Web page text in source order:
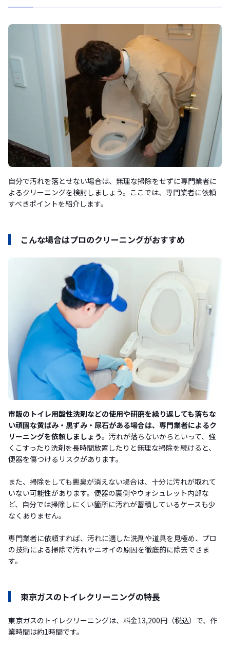
自分で汚れを落とせない場合は、無理な掃除をせずに専門業者に
よるクリーニングを検討しましょう。ここでは、専門業者に依頼
すべきポイントを紹介します。
こんな場合はプロのクリーニングがおすすめ
市販のトイレ用酸性洗剤などの使用や研磨を繰り返しても落ちな
い頑固な黄ばみ・黒ずみ・尿石がある場合は、専門業者によるク
リーニングを依頼しましょう。汚れが落ちないからといって、強
くこすったり洗剤を長時間放置したりと無理な掃除を続けると、
便器を傷つけるリスクがあります。
また、掃除をしても悪臭が消えない場合は、十分に汚れが取れて
いない可能性があります。便器の裏側やウォシュレット内部な
ど、自分では掃除しにくい箇所に汚れが蓄積しているケースも少
なくありません。
専門業者に依頼すれば、汚れに適した洗剤や道具を見極め、プロ
の技術による掃除で汚れやニオイの原因を徹底的に除去できま
す。
東京ガスのトイレクリーニングの特長
東京ガスのトイレクリーニングは、料金13,200円（税込）で、作
業時間は約1時間です。